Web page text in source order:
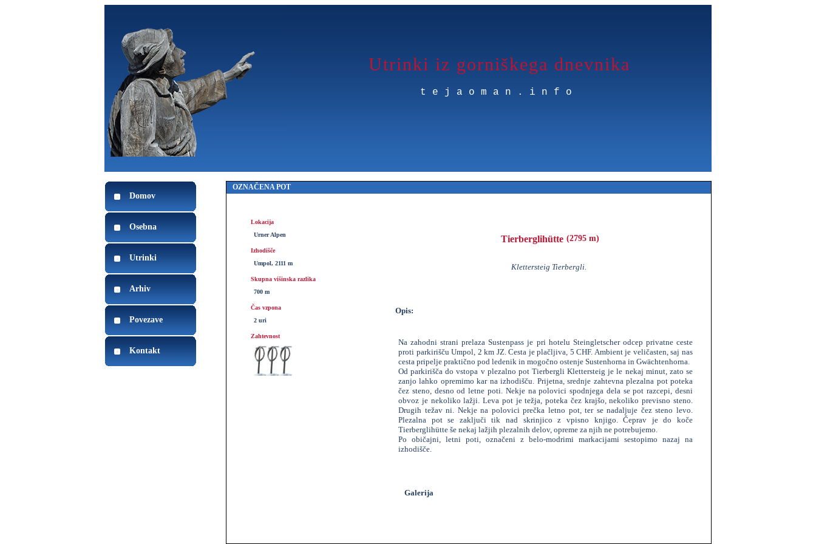
Utrinki iz gorniškega dnevnika
tejaoman.info
Domov
Osebna
Utrinki
Arhiv
Povezave
Kontakt
OZNAČENA POT
Lokacija
Urner Alpen
Izhodišče
Umpol, 2111 m
Skupna višinska razlika
700 m
Čas vzpona
2 uri
Zahtevnost
Tierberglihütte (2795 m)
Klettersteig Tierbergli.
Opis:
Na zahodni strani prelaza Sustenpass je pri hotelu Steingletscher odcep privatne ceste
proti parkirišču Umpol, 2 km JZ. Cesta je plačljiva, 5 CHF. Ambient je veličasten, saj nas
cesta pripelje praktično pod ledenik in mogočno ostenje Sustenhorna in Gwächtenhorna.
Od parkirišča do vstopa v plezalno pot Tierbergli Klettersteig je le nekaj minut, zato se
zanjo lahko opremimo kar na izhodišču. Prijetna, srednje zahtevna plezalna pot poteka
čez steno, desno od letne poti. Nekje na polovici spodnjega dela se pot razcepi, desni
obvoz je nekoliko lažji. Leva pot je težja, poteka čez krajšo, nekoliko previsno steno.
Drugih težav ni. Nekje na polovici prečka letno pot, ter se nadaljuje čez steno levo.
Plezalna pot se zaključi tik nad skrinjico z vpisno knjigo. Čeprav je do koče
Tierberglihütte še nekaj lažjih plezalnih delov, opreme za njih ne potrebujemo.
Po običajni, letni poti, označeni z belo-modrimi markacijami sestopimo nazaj na
izhodišče.
Galerija